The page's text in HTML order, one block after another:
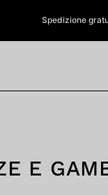
Spedizione
E